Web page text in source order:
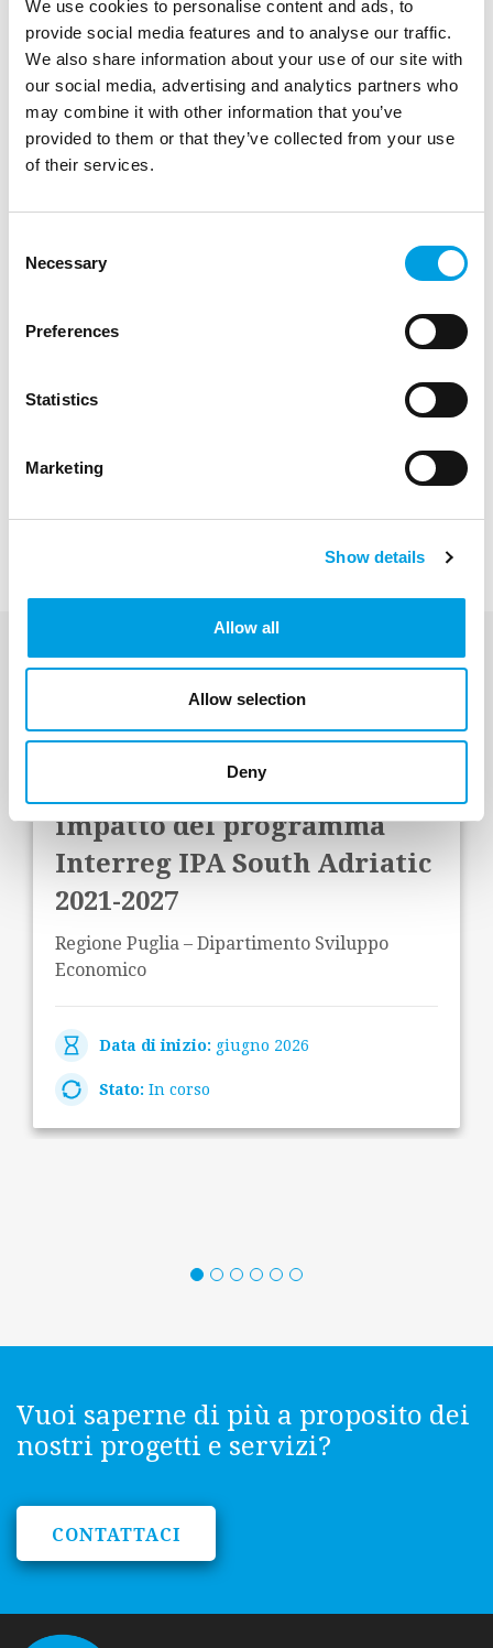
We use cookies to personalise content and ads, to
provide social media features and to analyse our traffic.
We also share information about your use of our site with
our social media, advertising and analytics partners who
may combine it with other information that you’ve
provided to them or that they’ve collected from your use
of their services.
Selection
Necessary
Preferences
Statistics
Marketing
Show details
Allow all
Allow selection
Deny
Progetti più recenti
Valutazione operativa e di
impatto del programma
Interreg IPA South Adriatic
2021-2027
Regione Puglia – Dipartimento Sviluppo
Economico
Data di inizio: giugno 2026
Stato: In corso
Vuoi saperne di più a proposito dei
nostri progetti e servizi?
CONTATTACI